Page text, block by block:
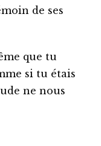
de ses
que tu
si tu étais
ne nous